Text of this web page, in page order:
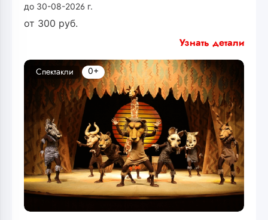
до 30-08-2026 г.
от 300 руб.
Узнать детали
Спектакли 0+